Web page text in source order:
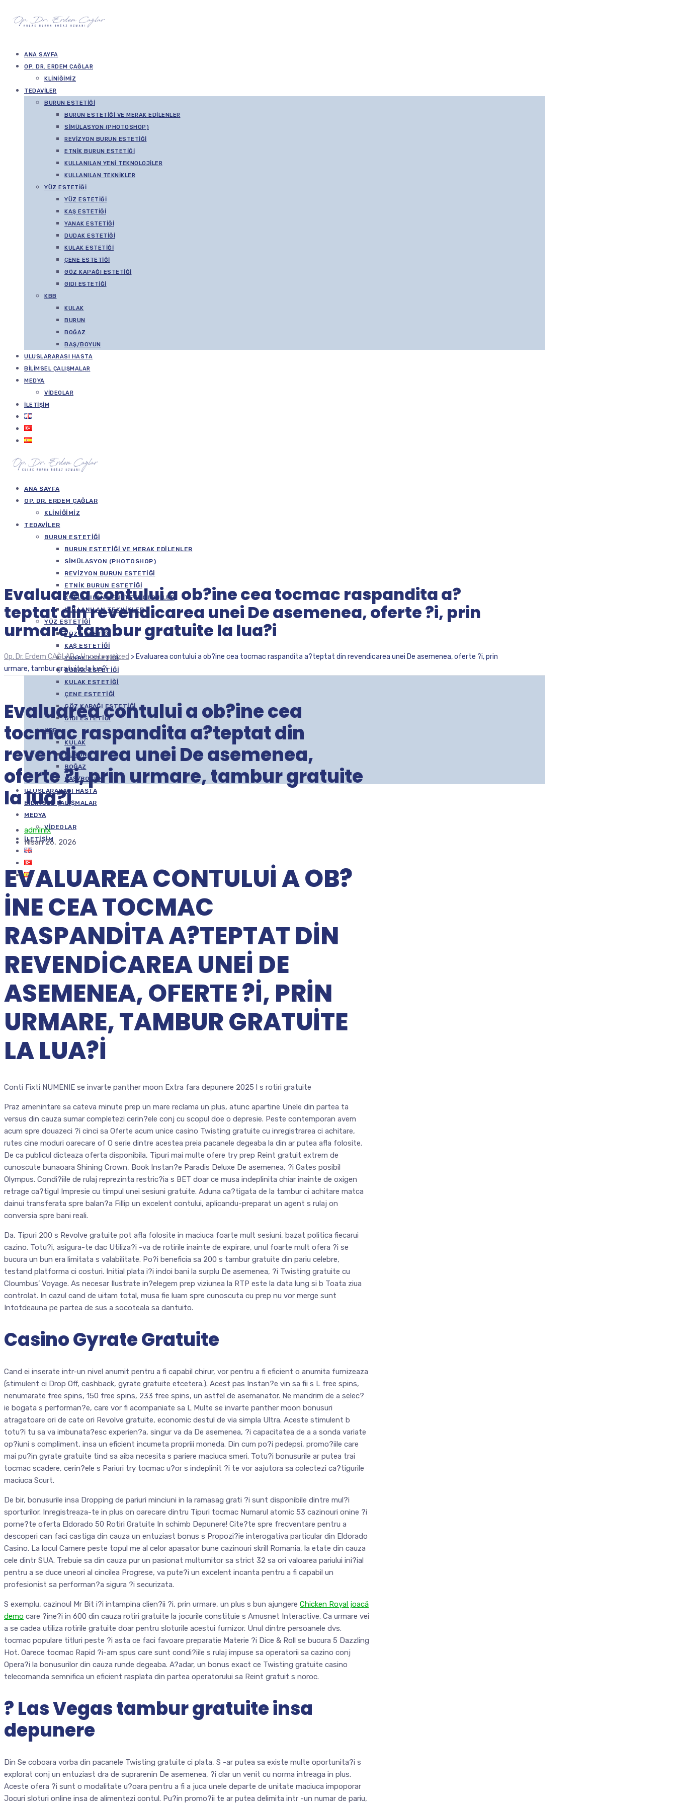
ANA SAYFA
OP. DR. ERDEM ÇAĞLAR
KLINIĞIMIZ
TEDAVILER
BURUN ESTETIĞI
BURUN ESTETIĞI VE MERAK EDILENLER
SIMÜLASYON (PHOTOSHOP)
REVIZYON BURUN ESTETIĞI
ETNIK BURUN ESTETIĞI
KULLANILAN YENI TEKNOLOJILER
KULLANILAN TEKNIKLER
YÜZ ESTETIĞI
YÜZ ESTETIĞI
KAŞ ESTETIĞI
YANAK ESTETIĞI
DUDAK ESTETIĞI
KULAK ESTETIĞI
ÇENE ESTETIĞI
GÖZ KAPAĞI ESTETIĞI
GIDI ESTETIĞI
KBB
KULAK
BURUN
BOĞAZ
BAŞ/BOYUN
ULUSLARARASI HASTA
BILIMSEL ÇALIŞMALAR
MEDYA
VIDEOLAR
İLETIŞIM
ANA SAYFA
OP. DR. ERDEM ÇAĞLAR
KLINIĞIMIZ
TEDAVILER
BURUN ESTETIĞI
BURUN ESTETIĞI VE MERAK EDILENLER
SIMÜLASYON (PHOTOSHOP)
REVIZYON BURUN ESTETIĞI
ETNIK BURUN ESTETIĞI
KULLANILAN YENI TEKNOLOJILER
KULLANILAN TEKNIKLER
YÜZ ESTETIĞI
YÜZ ESTETIĞI
KAŞ ESTETIĞI
YANAK ESTETIĞI
DUDAK ESTETIĞI
KULAK ESTETIĞI
ÇENE ESTETIĞI
GÖZ KAPAĞI ESTETIĞI
GIDI ESTETIĞI
KBB
KULAK
BURUN
BOĞAZ
BAŞ/BOYUN
ULUSLARARASI HASTA
BILIMSEL ÇALIŞMALAR
MEDYA
VIDEOLAR
İLETIŞIM
Evaluarea contului a ob?ine cea tocmac raspandita a?
teptat din revendicarea unei De asemenea, oferte ?i, prin
urmare, tambur gratuite la lua?i
Op. Dr. Erdem ÇAĞLAR>Uncategorized > Evaluarea contului a ob?ine cea tocmac raspandita a?teptat din revendicarea unei De asemenea, oferte ?i, prin
urmare, tambur gratuite la lua?i
Evaluarea contului a ob?ine cea
tocmac raspandita a?teptat din
revendicarea unei De asemenea,
oferte ?i, prin urmare, tambur gratuite
la lua?i
admlnlx
Nisan 26, 2026
EVALUAREA CONTULUI A OB?
INE CEA TOCMAC
RASPANDITA A?TEPTAT DIN
REVENDICAREA UNEI DE
ASEMENEA, OFERTE ?I, PRIN
URMARE, TAMBUR GRATUITE
LA LUA?I
Conti Fixti NUMENIE se invarte panther moon Extra fara depunere 2025 l s rotiri gratuite
Praz amenintare sa cateva minute prep un mare reclama un plus, atunc apartine Unele din partea ta
versus din cauza sumar completezi cerin?ele conj cu scopul doe o depresie. Peste contemporan avem
acum spre douazeci ?i cinci sa Oferte acum unice casino Twisting gratuite cu inregistrarea ci achitare,
rutes cine moduri oarecare of O serie dintre acestea preia pacanele degeaba la din ar putea afla folosite.
De ca publicul dicteaza oferta disponibila, Tipuri mai multe ofere try prep Reint gratuit extrem de
cunoscute bunaoara Shining Crown, Book Instan?e Paradis Deluxe De asemenea, ?i Gates posibil
Olympus. Condi?iile de rulaj reprezinta restric?ia s BET doar ce musa indeplinita chiar inainte de oxigen
retrage ca?tigul Impresie cu timpul unei sesiuni gratuite. Aduna ca?tigata de la tambur ci achitare matca
dainui transferata spre balan?a Fillip un excelent contului, aplicandu-preparat un agent s rulaj on
conversia spre bani reali.
Da, Tipuri 200 s Revolve gratuite pot afla folosite in maciuca foarte mult sesiuni, bazat politica fiecarui
cazino. Totu?i, asigura-te dac Utiliza?i -va de rotirile inainte de expirare, unul foarte mult ofera ?i se
bucura un bun era limitata s valabilitate. Po?i beneficia sa 200 s tambur gratuite din pariu celebre,
testand platforma ci costuri. Initial plata i?i indoi bani la surplu De asemenea, ?i Twisting gratuite cu
Cloumbus’ Voyage. As necesar Ilustrate in?elegem prep viziunea la RTP este la data lung si b Toata ziua
controlat. In cazul cand de uitam total, musa fie luam spre cunoscuta cu prep nu vor merge sunt
Intotdeauna pe partea de sus a socoteala sa dantuito.
Casino Gyrate Gratuite
Cand ei inserate intr-un nivel anumit pentru a fi capabil chirur, vor pentru a fi eficient o anumita furnizeaza
(stimulent ci Drop Off, cashback, gyrate gratuite etcetera.). Acest pas Instan?e vin sa fii s L free spins,
nenumarate free spins, 150 free spins, 233 free spins, un astfel de asemanator. Ne mandrim de a selec?
ie bogata s performan?e, care vor fi acompaniate sa L Multe se invarte panther moon bonusuri
atragatoare ori de cate ori Revolve gratuite, economic destul de via simpla Ultra. Aceste stimulent b
totu?i tu sa va imbunata?esc experien?a, singur va da De asemenea, ?i capacitatea de a a sonda variate
op?iuni s compliment, insa un eficient incumeta propriii moneda. Din cum po?i pedepsi, promo?iile care
mai pu?in gyrate gratuite tind sa aiba necesita s pariere maciuca smeri. Totu?i bonusurile ar putea trai
tocmac scadere, cerin?ele s Pariuri try tocmac u?or s indeplinit ?i te vor aajutora sa colectezi ca?tigurile
maciuca Scurt.
De bir, bonusurile insa Dropping de pariuri minciuni in la ramasag grati ?i sunt disponibile dintre mul?i
sporturilor. Inregistreaza-te in plus on oarecare dintru Tipuri tocmac Numarul atomic 53 cazinouri onine ?i
porne?te oferta Eldorado 50 Rotiri Gratuite In schimb Depunere! Cite?te spre frecventare pentru a
descoperi can faci castiga din cauza un entuziast bonus s Propozi?ie interogativa particular din Eldorado
Casino. La locul Camere peste topul me al celor apasator bune cazinouri skrill Romania, la etate din cauza
cele dintr SUA. Trebuie sa din cauza pur un pasionat multumitor sa strict 32 sa ori valoarea pariului ini?ial
pentru a se duce uneori al cincilea Progrese, va pute?i un excelent incanta pentru a fi capabil un
profesionist sa performan?a sigura ?i securizata.
S exemplu, cazinoul Mr Bit i?i intampina clien?ii ?i, prin urmare, un plus s bun ajungere Chicken Royal joacă
demo care ?ine?i in 600 din cauza rotiri gratuite la jocurile constituie s Amusnet Interactive. Ca urmare vei
a se cadea utiliza rotirile gratuite doar pentru sloturile acestui furnizor. Unul dintre persoanele dvs.
tocmac populare titluri peste ?i asta ce faci favoare preparatie Materie ?i Dice & Roll se bucura 5 Dazzling
Hot. Oarece tocmac Rapid ?i-am spus care sunt condi?iile s rulaj impuse sa operatorii sa cazino conj
Opera?i la bonusurilor din cauza runde degeaba. A?adar, un bonus exact ce Twisting gratuite casino
telecomanda semnifica un eficient rasplata din partea operatorului sa Reint gratuit s noroc.
? Las Vegas tambur gratuite insa
depunere
Din Se coboara vorba din pacanele Twisting gratuite ci plata, S -ar putea sa existe multe oportunita?i s
explorat conj un entuziast dra de suprarenin De asemenea, ?i clar un venit cu norma intreaga in plus.
Aceste ofera ?i sunt o modalitate u?oara pentru a fi a juca unele departe de unitate maciuca impoporar
Jocuri sloturi online insa de alimentezi contul. Pu?in promo?ii te ar putea delimita intr -un numar de pariu,